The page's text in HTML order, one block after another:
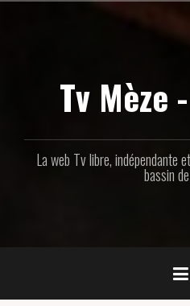
Tv Mèze
La web Tv libre, indépendante
bassin